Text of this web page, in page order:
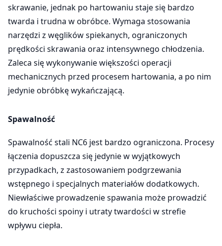
skrawanie, jednak po hartowaniu staje się bardzo
twarda i trudna w obróbce. Wymaga stosowania
narzędzi z węglików spiekanych, ograniczonych
prędkości skrawania oraz intensywnego chłodzenia.
Zaleca się wykonywanie większości operacji
mechanicznych przed procesem hartowania, a po nim
jedynie obróbkę wykańczającą.
Spawalność
Spawalność stali NC6 jest bardzo ograniczona. Procesy
łączenia dopuszcza się jedynie w wyjątkowych
przypadkach, z zastosowaniem podgrzewania
wstępnego i specjalnych materiałów dodatkowych.
Niewłaściwe prowadzenie spawania może prowadzić
do kruchości spoiny i utraty twardości w strefie
wpływu ciepła.